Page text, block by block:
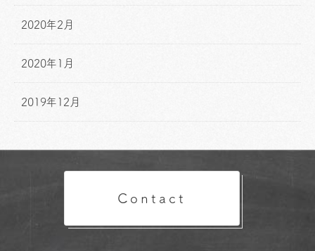
2020年2月
2020年1月
2019年12月
Contact